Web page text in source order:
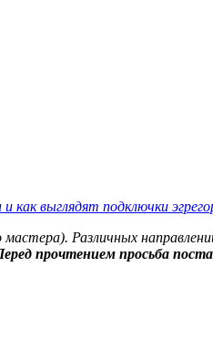
как выглядят подключки
мастера). Различных
прочтением просьба